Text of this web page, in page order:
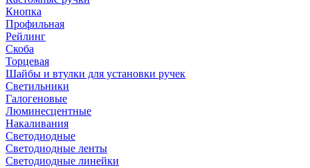
Кнопка
Профильная
Рейлинг
Скоба
Торцевая
Шайбы и втулки для установки ручек
Светильники
Галогеновые
Люминесцентные
Накаливания
Светодиодные
Светодиодные ленты
Светодиодные линейки